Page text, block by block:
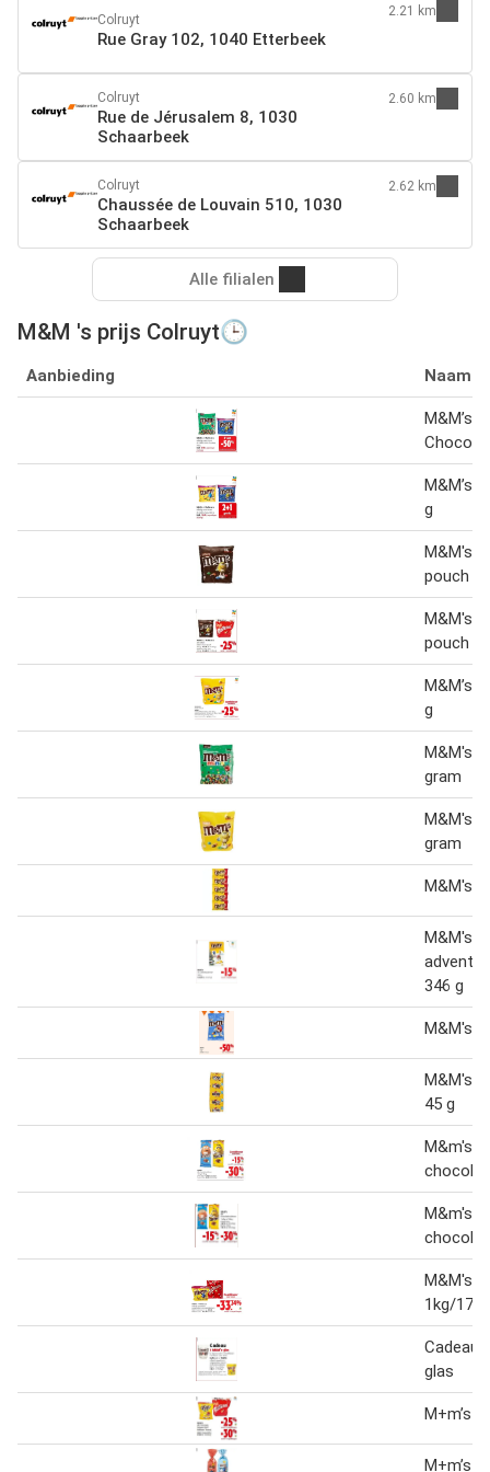
Colruyt
Rue Gray 102, 1040 Etterbeek
2.21 km
Colruyt
Rue de Jérusalem 8, 1030
Schaarbeek
2.60 km
Colruyt
Chaussée de Louvain 510, 1030
Schaarbeek
2.62 km
Alle filialen
M&M 's prijs Colruyt🕒
Aanbieding Naam
M&M’s
M&M’s
g
M&M's
pouch
M&M's
pouch
M&M’s
g
M&M's
gram
M&M's
gram
M&M's
M&M's
346 g
M&M's
M&M's
45 g
M&m's
M&m's
M&M's
1kg/175g
Cadeau
glas
M+m’s
M+m’s